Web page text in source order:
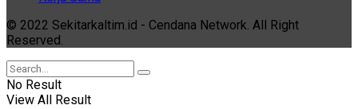
© 2022 Sekitarkaltim.id - Cendana Network. All Right
Reserved.
No Result
View All Result